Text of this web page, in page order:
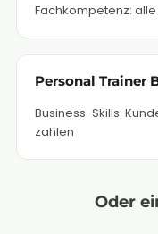
Fachkompetenz:
Personal Trainer
Business-Skills:
zahlen
Oder